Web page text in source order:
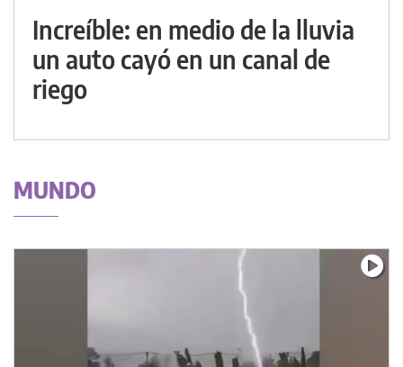
Increíble: en medio de la lluvia
un auto cayó en un canal de
riego
MUNDO